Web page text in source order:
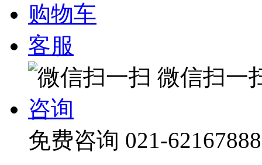
购物车
客服
微信扫一
咨询
免费咨询 021-62167888